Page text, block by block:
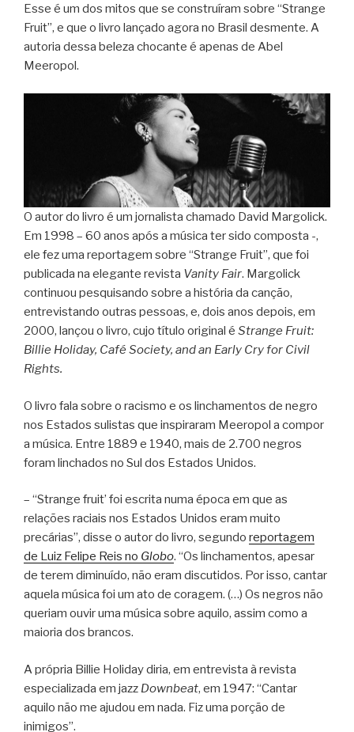
Esse é um dos mitos que se construíram sobre “Strange
Fruit”, e que o livro lançado agora no Brasil desmente. A
autoria dessa beleza chocante é apenas de Abel
Meeropol.
O autor do livro é um jornalista chamado David Margolick.
Em 1998 – 60 anos após a música ter sido composta -,
ele fez uma reportagem sobre “Strange Fruit”, que foi
publicada na elegante revista Vanity Fair. Margolick
continuou pesquisando sobre a história da canção,
entrevistando outras pessoas, e, dois anos depois, em
2000, lançou o livro, cujo título original é Strange Fruit:
Billie Holiday, Café Society, and an Early Cry for Civil
Rights.
O livro fala sobre o racismo e os linchamentos de negro
nos Estados sulistas que inspiraram Meeropol a compor
a música. Entre 1889 e 1940, mais de 2.700 negros
foram linchados no Sul dos Estados Unidos.
– “Strange fruit’ foi escrita numa época em que as
relações raciais nos Estados Unidos eram muito
precárias”, disse o autor do livro, segundo reportagem
de Luiz Felipe Reis no Globo. “Os linchamentos, apesar
de terem diminuído, não eram discutidos. Por isso, cantar
aquela música foi um ato de coragem. (…) Os negros não
queriam ouvir uma música sobre aquilo, assim como a
maioria dos brancos.
A própria Billie Holiday diria, em entrevista à revista
especializada em jazz Downbeat, em 1947: “Cantar
aquilo não me ajudou em nada. Fiz uma porção de
inimigos”.